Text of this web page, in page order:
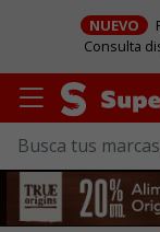
NUEVO
Consulta